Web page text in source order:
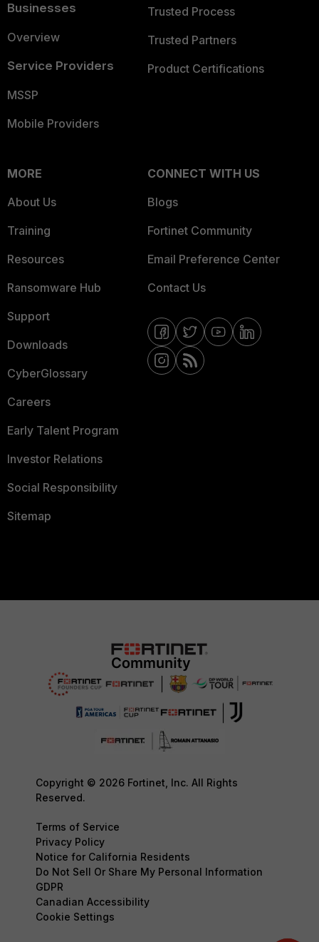
Businesses
Overview
Service Providers
MSSP
Mobile Providers
Trusted Process
Trusted Partners
Product Certifications
MORE
About Us
Training
Resources
Ransomware Hub
Support
Downloads
CyberGlossary
Careers
Early Talent Program
Investor Relations
Social Responsibility
Sitemap
CONNECT WITH US
Blogs
Fortinet Community
Email Preference Center
Contact Us
Copyright © 2026 Fortinet, Inc. All Rights
Reserved.
Terms of Service
Privacy Policy
Notice for California Residents
Do Not Sell Or Share My Personal Information
GDPR
Canadian Accessibility
Cookie Settings